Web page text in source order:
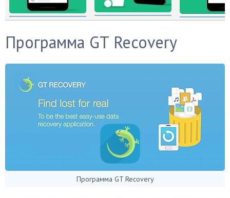
Программа GT Recovery
Программа GT Recovery